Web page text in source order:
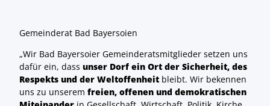
Gemeinderat Bad Bayersoien
„Wir Bad Bayersoier Gemeinderatsmitglieder setzen uns
dafür ein, dass unser Dorf ein Ort der Sicherheit, des
Respekts und der Weltoffenheit bleibt. Wir bekennen
uns zu unserem freien, offenen und demokratischen